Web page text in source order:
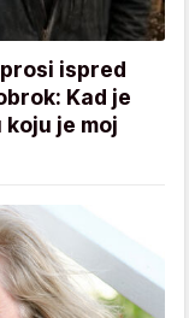
ispred
Kad je
koju je moj